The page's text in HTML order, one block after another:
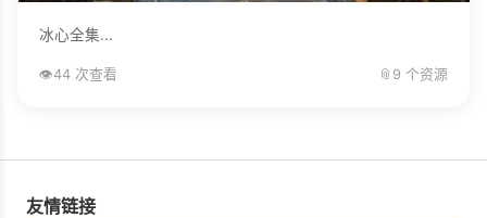
冰心全集...
👁️44 次查看 📎 9 个资源
友情链接